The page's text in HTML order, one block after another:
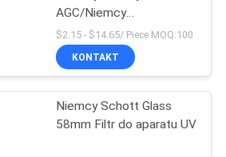
AGC/Niemcy
SCHOTT/Corning Glass
$2.15 - $14.65/ Piece MOQ:100
KONTAKT
Niemcy Schott Glass
58mm Filtr do aparatu UV